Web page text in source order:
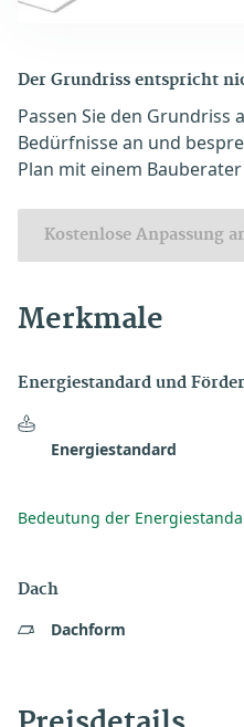
Der Grundriss entspricht
Passen Sie den Grundriss
Bedürfnisse an und
Plan mit einem
Kostenlose Anpassung
Merkmale
Energiestandard und
Energiestandard
Bedeutung der
Dach
Dachform